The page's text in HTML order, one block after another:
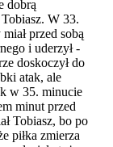
dobrą
W 33.
przed sobą
i uderzył -
doskoczył do
atak, ale
w 35. minucie
minut przed
Tobiasz, bo po
piłka zmierza